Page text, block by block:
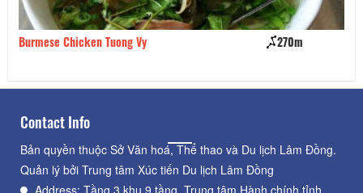
Burmese Chicken Tuong Vy 270m
Contact Info
Bản quyền thuộc Sở Văn hoá, Thể thao và Du lịch Lâm Đồng.
Quản lý bởi Trung tâm Xúc tiến Du lịch Lâm Đồng